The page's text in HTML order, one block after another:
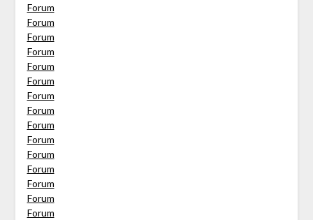
Forum
Forum
Forum
Forum
Forum
Forum
Forum
Forum
Forum
Forum
Forum
Forum
Forum
Forum
Forum